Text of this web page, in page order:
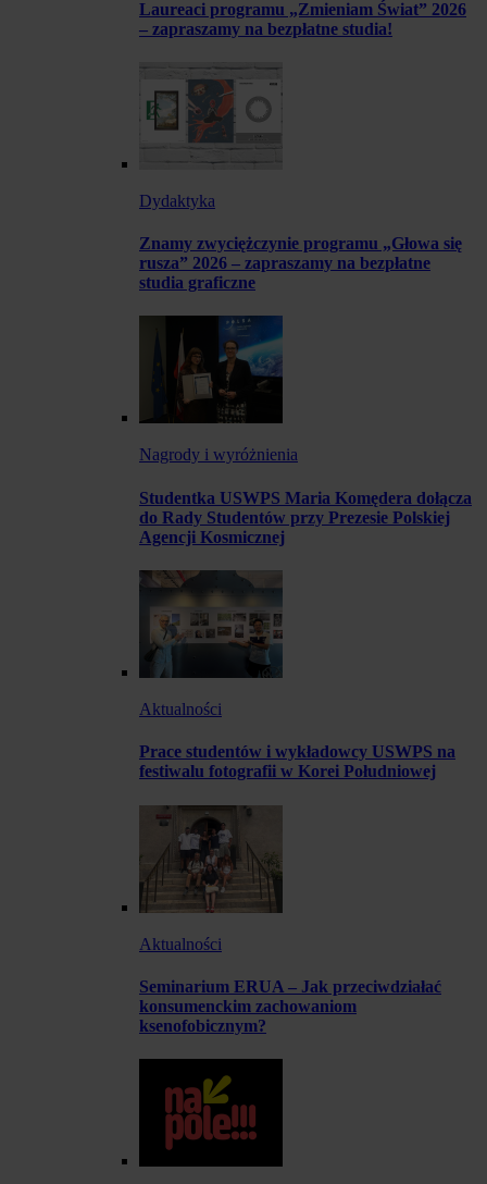
Laureaci programu „Zmieniam Świat” 2026
– zapraszamy na bezpłatne studia!
Dydaktyka
Znamy zwyciężczynie programu „Głowa się
rusza” 2026 – zapraszamy na bezpłatne
studia graficzne
Nagrody i wyróżnienia
Studentka USWPS Maria Komędera dołącza
do Rady Studentów przy Prezesie Polskiej
Agencji Kosmicznej
Aktualności
Prace studentów i wykładowcy USWPS na
festiwalu fotografii w Korei Południowej
Aktualności
Seminarium ERUA – Jak przeciwdziałać
konsumenckim zachowaniom
ksenofobicznym?